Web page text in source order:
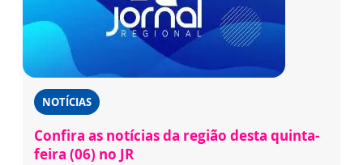
NOTÍCIAS
Confira as notícias da região desta quinta-
feira (06) no JR